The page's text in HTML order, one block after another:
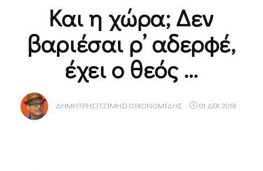
Και η χώρα; Δεν
βαριέσαι ρ’ αδερφέ,
έχει ο θεός …
ΔΗΜΉΤΡΗΣ (ΤΖΊΜΗΣ) ΟΙΚΟΝΟΜΊΔΗΣ 01 ΔΕΚ 2018